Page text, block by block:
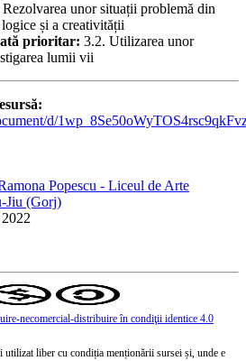
Rezolvarea unor situații problemă din
și a creativității
prioritar: 3.2. Utilizarea unor
lumii vii
d/
Popescu - Liceul de Arte
Jiu (Gorj)
necomercial-distribuire în condiţii identice 4.0
utilizat liber cu condiția menționării sursei și, unde e